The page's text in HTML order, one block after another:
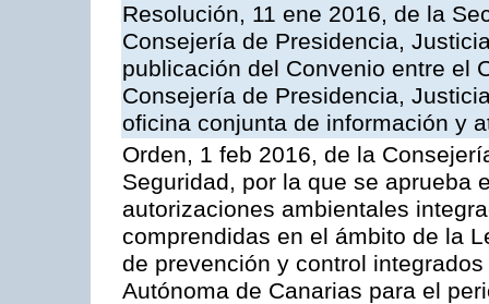
Resolución, 11 ene 2016, de la
Consejería de Presidencia,
publicación del Convenio entre el
Consejería de Presidencia,
oficina conjunta de información y
Orden, 1 feb 2016, de la
Seguridad, por la que se aprueba
autorizaciones ambientales
comprendidas en el ámbito de la
de prevención y control
Autónoma de Canarias para el